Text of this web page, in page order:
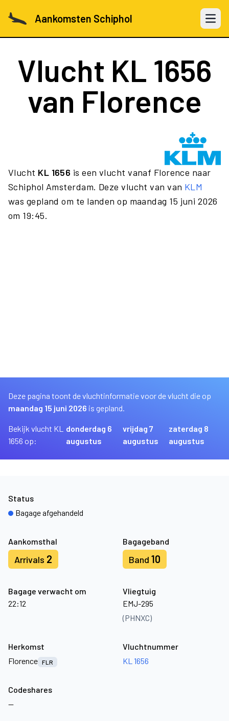
Aankomsten Schiphol Open
Vlucht KL 1656
van Florence
Vlucht KL 1656 is een vlucht vanaf Florence naar
Schiphol Amsterdam. Deze vlucht van van KLM
was gepland om te landen op maandag 15 juni 2026
om 19:45.
Deze pagina toont de vluchtinformatie voor de vlucht die op
maandag 15 juni 2026 is gepland.
Bekijk vlucht KL
1656 op:
donderdag 6
augustus
vrijdag 7
augustus
zaterdag 8
augustus
Aankomsthal
Arrivals 2
Bagageband
Band 10
Bagage verwacht om
22:12
Vliegtuig
EMJ-295
(PHNXC)
Status
Bagage afgehandeld
Herkomst
Florence FLR
Vluchtnummer
KL 1656
Codeshares
—